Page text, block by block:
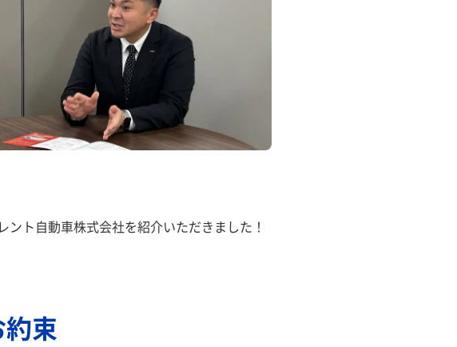
ト自動車株式会社を紹介いただきました！
束